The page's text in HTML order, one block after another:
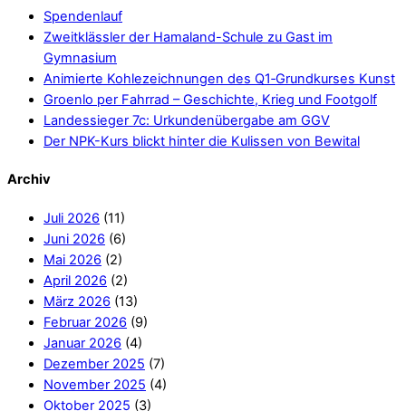
Spendenlauf
Zweitklässler der Hamaland-Schule zu Gast im
Gymnasium
Animierte Kohlezeichnungen des Q1‑Grundkurses Kunst
Groenlo per Fahrrad – Geschichte, Krieg und Footgolf
Landessieger 7c: Urkundenübergabe am GGV
Der NPK-Kurs blickt hinter die Kulissen von Bewital
Archiv
Juli 2026 (11)
Juni 2026 (6)
Mai 2026 (2)
April 2026 (2)
März 2026 (13)
Februar 2026 (9)
Januar 2026 (4)
Dezember 2025 (7)
November 2025 (4)
Oktober 2025 (3)